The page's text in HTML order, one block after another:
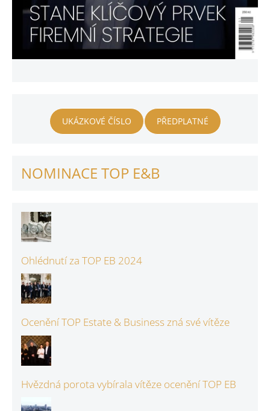
UKÁZKOVÉ ČÍSLO PŘEDPLATNÉ
NOMINACE TOP E&B
Ohlédnutí za TOP EB 2024
Ocenění TOP Estate & Business zná své vítěze
Hvězdná porota vybírala vítěze ocenění TOP EB